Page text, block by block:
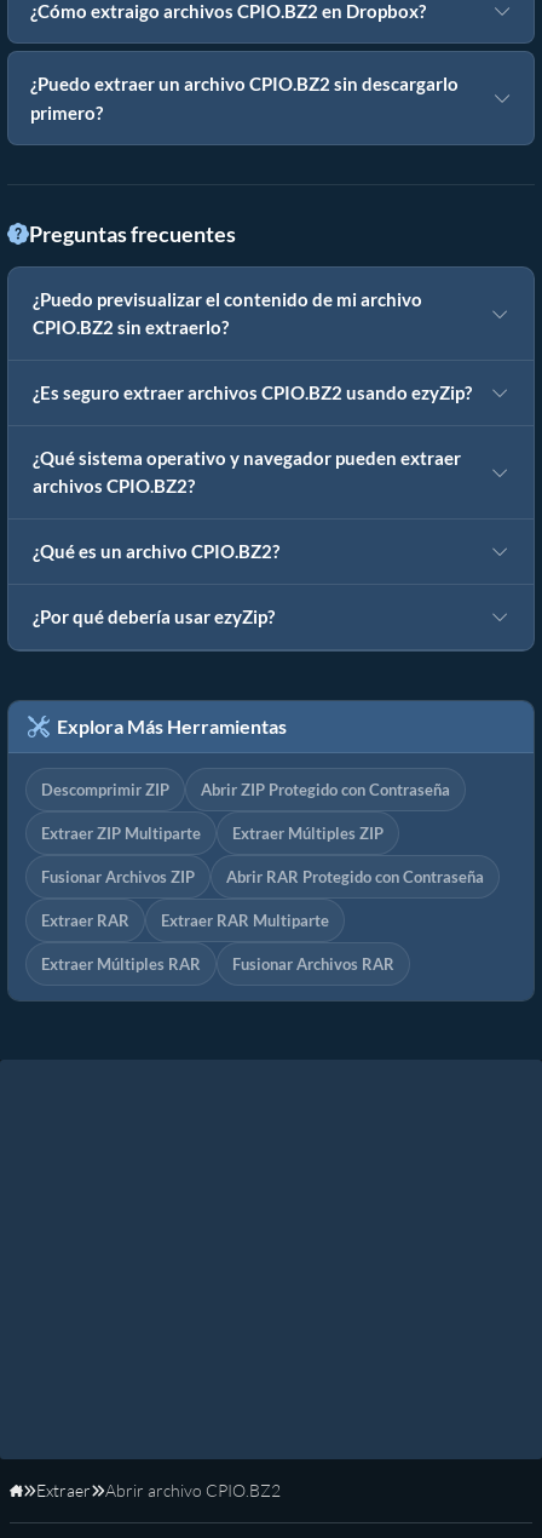
¿Cómo extraigo archivos CPIO.BZ2 en Dropbox?
¿Puedo extraer un archivo CPIO.BZ2 sin descargarlo
primero?
Preguntas frecuentes
¿Puedo previsualizar el contenido de mi archivo
CPIO.BZ2 sin extraerlo?
¿Es seguro extraer archivos CPIO.BZ2 usando ezyZip?
¿Qué sistema operativo y navegador pueden extraer
archivos CPIO.BZ2?
¿Qué es un archivo CPIO.BZ2?
¿Por qué debería usar ezyZip?
Explora Más Herramientas
Descomprimir ZIP Abrir ZIP Protegido con Contraseña
Extraer ZIP Multiparte Extraer Múltiples ZIP
Fusionar Archivos ZIP Abrir RAR Protegido con Contraseña
Extraer RAR Extraer RAR Multiparte
Extraer Múltiples RAR Fusionar Archivos RAR
Inicio
Extraer Abrir archivo CPIO.BZ2